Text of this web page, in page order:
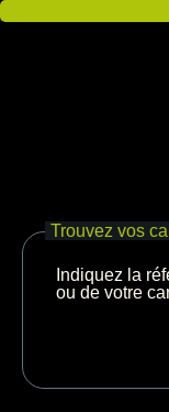
Trouvez vos
Indiquez la
ou de votre